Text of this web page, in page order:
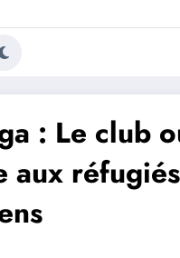
Trivela
L'actualité
: Le club
aux réfugiés